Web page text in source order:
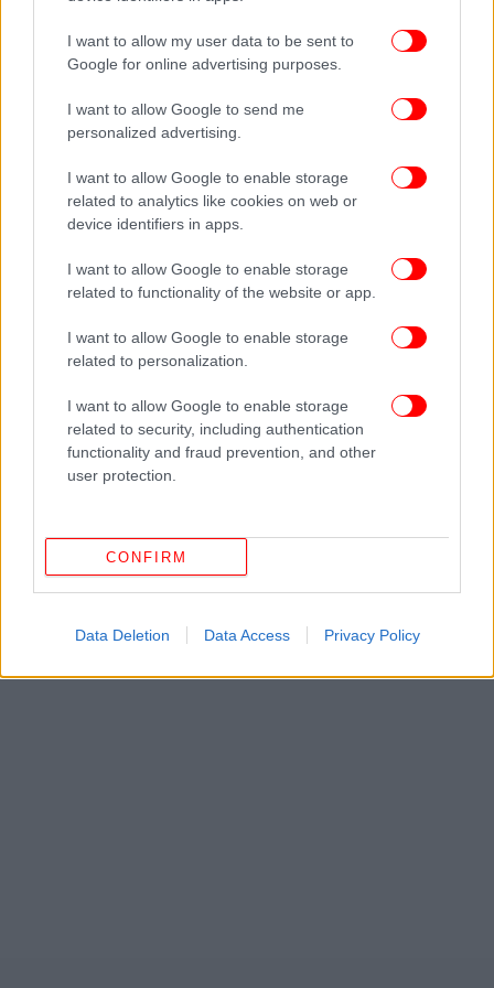
I want to allow my user data to be sent to
Google for online advertising purposes.
I want to allow Google to send me
personalized advertising.
I want to allow Google to enable storage
related to analytics like cookies on web or
device identifiers in apps.
I want to allow Google to enable storage
related to functionality of the website or app.
I want to allow Google to enable storage
related to personalization.
I want to allow Google to enable storage
related to security, including authentication
functionality and fraud prevention, and other
user protection.
CONFIRM
Data Deletion Data Access Privacy Policy
ΔΕΙΤΕ ΕΠΙΣΗΣ